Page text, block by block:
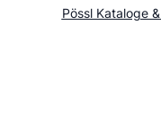
Pössl Kataloge